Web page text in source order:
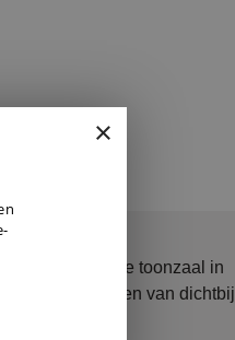
afspraak in onze toonzaal in
onze producten van dichtbij
×